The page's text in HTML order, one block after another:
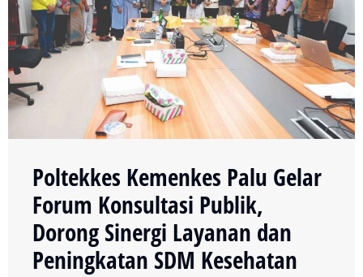
Poltekkes Kemenkes Palu Gelar
Forum Konsultasi Publik,
Dorong Sinergi Layanan dan
Peningkatan SDM Kesehatan